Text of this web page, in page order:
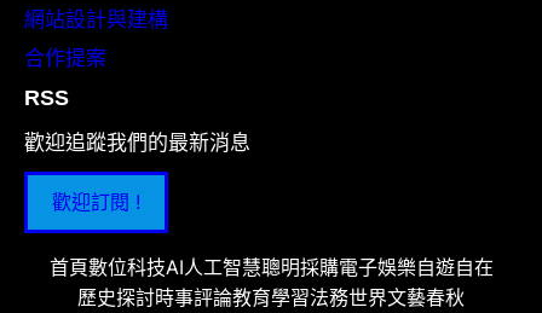
網站設計與建構
合作提案
RSS
歡迎追蹤我們的最新消息
歡迎訂閱 !
首頁數位科技AI人工智慧聰明採購電子娛樂自遊自在
歷史探討時事評論教育學習法務世界文藝春秋